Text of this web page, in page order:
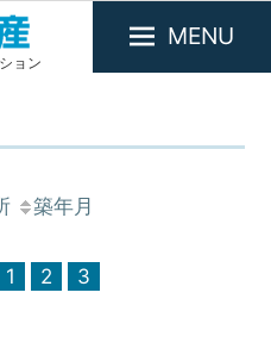
ョン
MENU
築年月
1 2 3